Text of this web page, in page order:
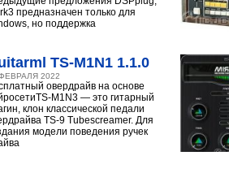
предназначен только для
но поддержка
TS-M1N1 1.1.0
2022
овердрайв на основе
M1N3 — это гитарный
клон классической педали
TS-9 Tubescreamer. Для
модели поведения ручек